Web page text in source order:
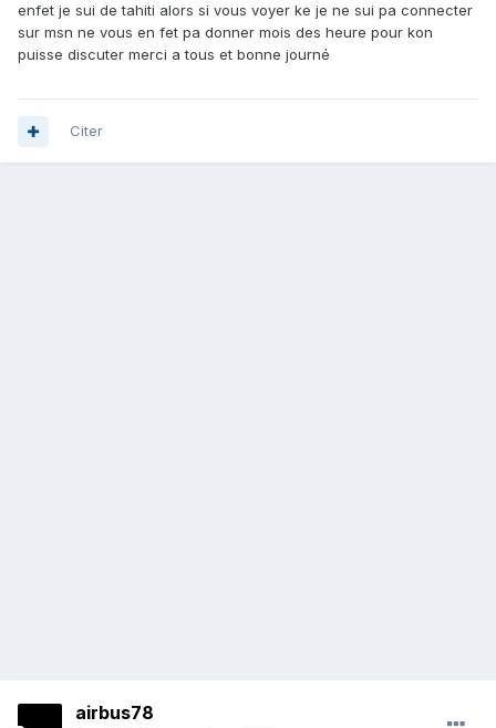
enfet je sui de tahiti alors si vous voyer ke je ne sui pa connecter
sur msn ne vous en fet pa donner mois des heure pour kon
puisse discuter merci a tous et bonne journé
Citer
airbus78